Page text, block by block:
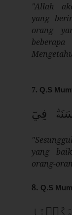
"Allah
yang
orang
7. Q.S
فِيٓ
yang
orang-
8. Q.S